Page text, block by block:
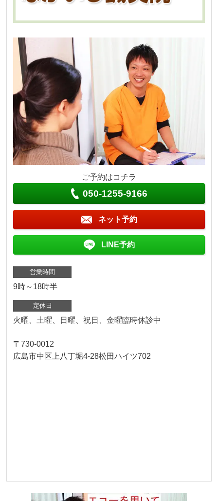
ご予約はコチラ
050-1255-9166
ネット予約
LINE予約
営業時間
9時～18時半
定休日
火曜、土曜、日曜、祝日、金曜臨時休診中
〒730-0012
広島市中区上八丁堀4-28松田ハイツ702